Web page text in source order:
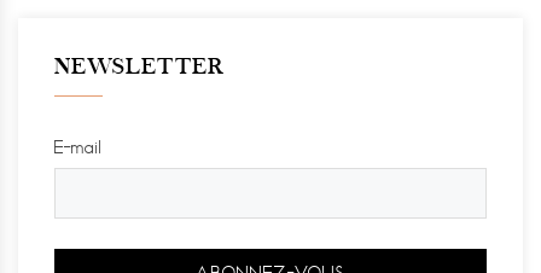
NEWSLETTER
E-mail